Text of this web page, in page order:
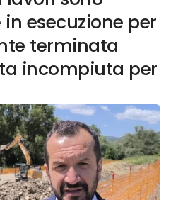
esecuzione per
terminata
incompiuta per